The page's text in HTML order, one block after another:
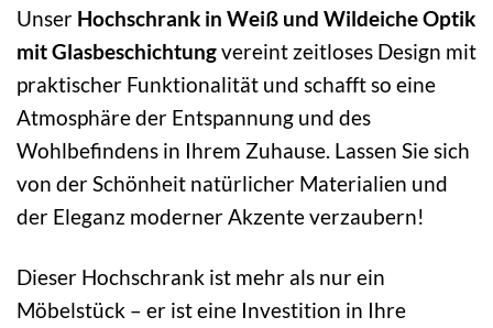
Unser Hochschrank in Weiß und Wildeiche Optik
mit Glasbeschichtungvereint zeitloses Design mit
praktischer Funktionalität und schafft so eine
Atmosphäre der Entspannung und des
Wohlbefindens in Ihrem Zuhause. Lassen Sie sich
von der Schönheit natürlicher Materialien und
der Eleganz moderner Akzente verzaubern!
Dieser Hochschrank ist mehr als nur ein
Möbelstück – er ist eine Investition in Ihre